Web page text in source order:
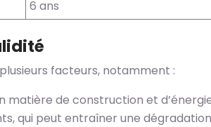
6 ans
facteurs, notamment :
matière de construction et
qui peut entraîner une